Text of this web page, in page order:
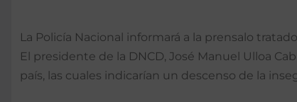
La Policía Nacional informará a la prensalo
El presidente de la DNCD, José Manuel Ulloa
país, las cuales indicarían un descenso de la